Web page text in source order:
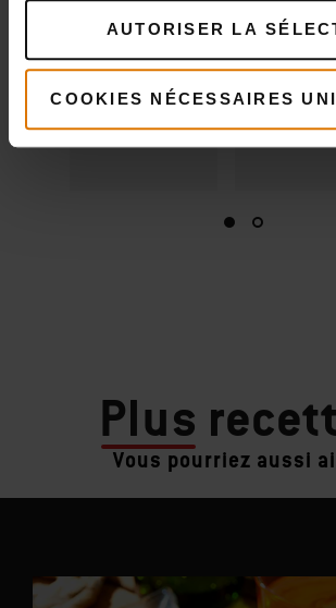
AUTORISER LA
COOKIES NÉCESSAIRES
Plus
Vous pourriez aussi